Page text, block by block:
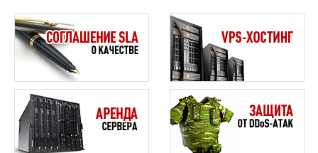
Что такое Серые Списки (GreyListing)?
Как установить права доступа к файлам
(CHMOD)
Проблемы с электронной почтой 4
Как сделать рассылку и не стать при этом
спаммером